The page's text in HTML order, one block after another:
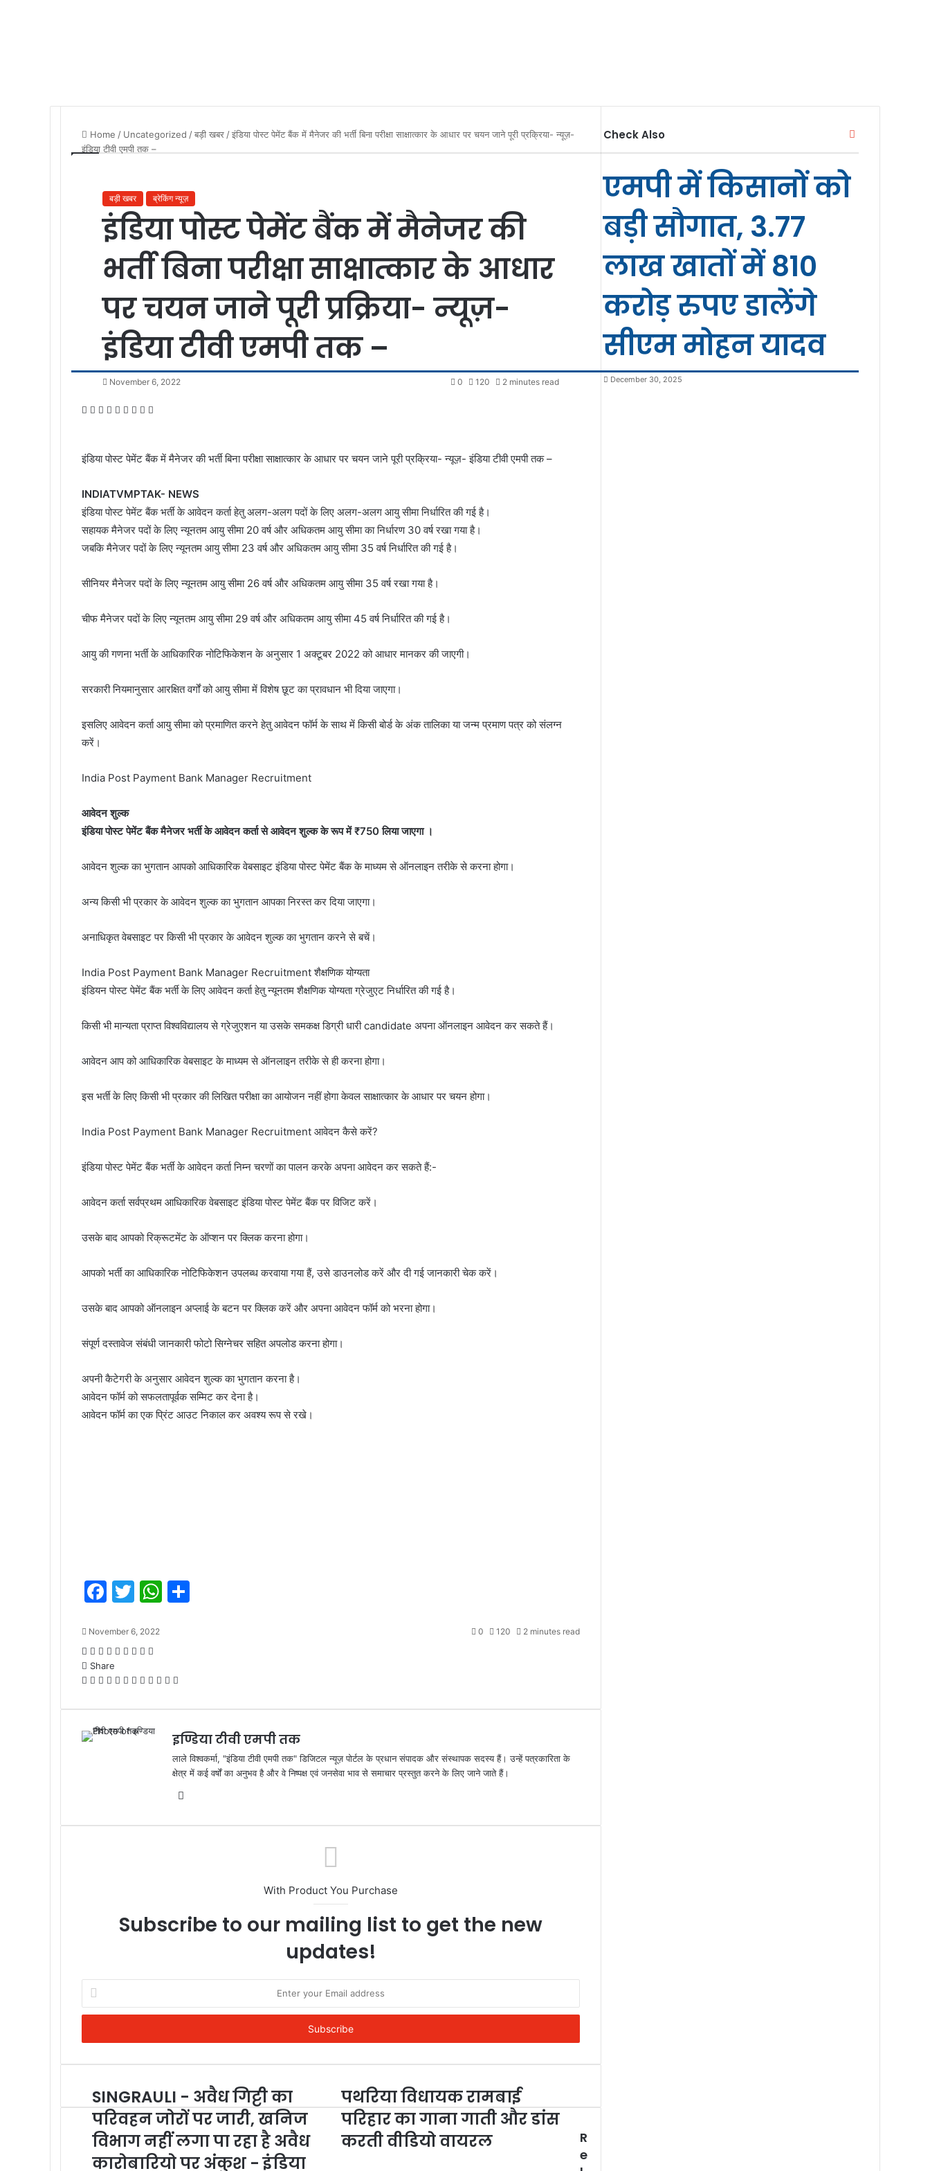
Home / Uncategorized /बड़ी खबर /इंडिया पोस्ट पेमेंट बैंक में मैनेजर की भर्ती बिना परीक्षा साक्षात्कार के आधार पर चयन जाने पूरी प्रक्रिया- न्यूज़-
इंडिया टीवी एमपी तक –
बड़ी खबर ब्रेकिंग न्यूज़
इंडिया पोस्ट पेमेंट बैंक में मैनेजर की
भर्ती बिना परीक्षा साक्षात्कार के आधार
पर चयन जाने पूरी प्रक्रिया- न्यूज़-
इंडिया टीवी एमपी तक –
November 6, 2022 0 120 2 minutes read
Facebook
Twitter
LinkedIn
Tumblr
Pinterest
Reddit
VKontakte
Odnoklassniki
इंडिया पोस्ट पेमेंट बैंक में मैनेजर की भर्ती बिना परीक्षा साक्षात्कार के आधार पर चयन जाने पूरी प्रक्रिया- न्यूज़- इंडिया टीवी एमपी तक –
INDIATVMPTAK- NEWS
इंडिया पोस्ट पेमेंट बैंक भर्ती के आवेदन कर्ता हेतु अलग-अलग पदों के लिए अलग-अलग आयु सीमा निर्धारित की गई है।
सहायक मैनेजर पदों के लिए न्यूनतम आयु सीमा 20 वर्ष और अधिकतम आयु सीमा का निर्धारण 30 वर्ष रखा गया है।
जबकि मैनेजर पदों के लिए न्यूनतम आयु सीमा 23 वर्ष और अधिकतम आयु सीमा 35 वर्ष निर्धारित की गई है।
सीनियर मैनेजर पदों के लिए न्यूनतम आयु सीमा 26 वर्ष और अधिकतम आयु सीमा 35 वर्ष रखा गया है।
चीफ मैनेजर पदों के लिए न्यूनतम आयु सीमा 29 वर्ष और अधिकतम आयु सीमा 45 वर्ष निर्धारित की गई है।
आयु की गणना भर्ती के आधिकारिक नोटिफिकेशन के अनुसार 1 अक्टूबर 2022 को आधार मानकर की जाएगी।
सरकारी नियमानुसार आरक्षित वर्गों को आयु सीमा में विशेष छूट का प्रावधान भी दिया जाएगा।
इसलिए आवेदन कर्ता आयु सीमा को प्रमाणित करने हेतु आवेदन फॉर्म के साथ में किसी बोर्ड के अंक तालिका या जन्म प्रमाण पत्र को संलग्न
करें।
India Post Payment Bank Manager Recruitment
आवेदन शुल्क
इंडिया पोस्ट पेमेंट बैंक मैनेजर भर्ती के आवेदन कर्ता से आवेदन शुल्क के रूप में ₹750 लिया जाएगा ।
आवेदन शुल्क का भुगतान आपको आधिकारिक वेबसाइट इंडिया पोस्ट पेमेंट बैंक के माध्यम से ऑनलाइन तरीके से करना होगा।
अन्य किसी भी प्रकार के आवेदन शुल्क का भुगतान आपका निरस्त कर दिया जाएगा।
अनाधिकृत वेबसाइट पर किसी भी प्रकार के आवेदन शुल्क का भुगतान करने से बचें।
India Post Payment Bank Manager Recruitment शैक्षणिक योग्यता
इंडियन पोस्ट पेमेंट बैंक भर्ती के लिए आवेदन कर्ता हेतु न्यूनतम शैक्षणिक योग्यता ग्रेजुएट निर्धारित की गई है।
किसी भी मान्यता प्राप्त विश्वविद्यालय से ग्रेजुएशन या उसके समकक्ष डिग्री धारी candidate अपना ऑनलाइन आवेदन कर सकते हैं।
आवेदन आप को आधिकारिक वेबसाइट के माध्यम से ऑनलाइन तरीके से ही करना होगा।
इस भर्ती के लिए किसी भी प्रकार की लिखित परीक्षा का आयोजन नहीं होगा केवल साक्षात्कार के आधार पर चयन होगा।
India Post Payment Bank Manager Recruitment आवेदन कैसे करें?
इंडिया पोस्ट पेमेंट बैंक भर्ती के आवेदन कर्ता निम्न चरणों का पालन करके अपना आवेदन कर सकते हैं:-
आवेदन कर्ता सर्वप्रथम आधिकारिक वेबसाइट इंडिया पोस्ट पेमेंट बैंक पर विजिट करें।
उसके बाद आपको रिक्रूटमेंट के ऑप्शन पर क्लिक करना होगा।
आपको भर्ती का आधिकारिक नोटिफिकेशन उपलब्ध करवाया गया हैं, उसे डाउनलोड करें और दी गई जानकारी चेक करें।
उसके बाद आपको ऑनलाइन अप्लाई के बटन पर क्लिक करें और अपना आवेदन फॉर्म को भरना होगा।
संपूर्ण दस्तावेज संबंधी जानकारी फोटो सिग्नेचर सहित अपलोड करना होगा।
अपनी कैटेगरी के अनुसार आवेदन शुल्क का भुगतान करना है।
आवेदन फॉर्म को सफलतापूर्वक सम्मिट कर देना है।
आवेदन फॉर्म का एक प्रिंट आउट निकाल कर अवश्य रूप से रखे।
F
c
e
b
o
o
T
itt
er
W
A
p
November 6, 2022 0 120 2 minutes read
Facebook
Twitter
LinkedIn
Tumblr
Pinterest
Reddit
VKontakte
Odnoklassniki
Share
Facebook
Twitter
LinkedIn
Tumblr
Pinterest
Reddit
VKontakte
Odnoklassniki
Pocket
WhatsApp
Share
Email
इण्डिया टीवी एमपी तक
लाले विश्वकर्मा, "इंडिया टीवी एमपी तक" डिजिटल न्यूज़ पोर्टल के प्रधान संपादक और संस्थापक सदस्य हैं। उन्हें पत्रकारिता के
क्षेत्र में कई वर्षों का अनुभव है और वे निष्पक्ष एवं जनसेवा भाव से समाचार प्रस्तुत करने के लिए जाने जाते हैं।
With Product You Purchase
Subscribe to our mailing list to get the new
updates!
your
Email
SINGRAULI - अवैध गिट्टी का
परिवहन जोरों पर जारी, खनिज
विभाग नहीं लगा पा रहा है अवैध
कारोबारियो पर अंकुश - इंडिया
पथरिया विधायक रामबाई
परिहार का गाना गाती और डांस
करती वीडियो वायरल
R
e
Check Also Close
एमपी में किसानों को
बड़ी सौगात, 3.77
लाख खातों में 810
करोड़ रुपए डालेंगे
सीएम मोहन यादव
December 30, 2025